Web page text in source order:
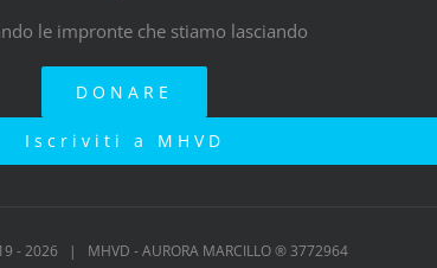
le impronte che stiamo lasciando
DONARE
Iscriviti a MHVD
-2026 | MHVD - AURORA MARCILLO ® 3772964